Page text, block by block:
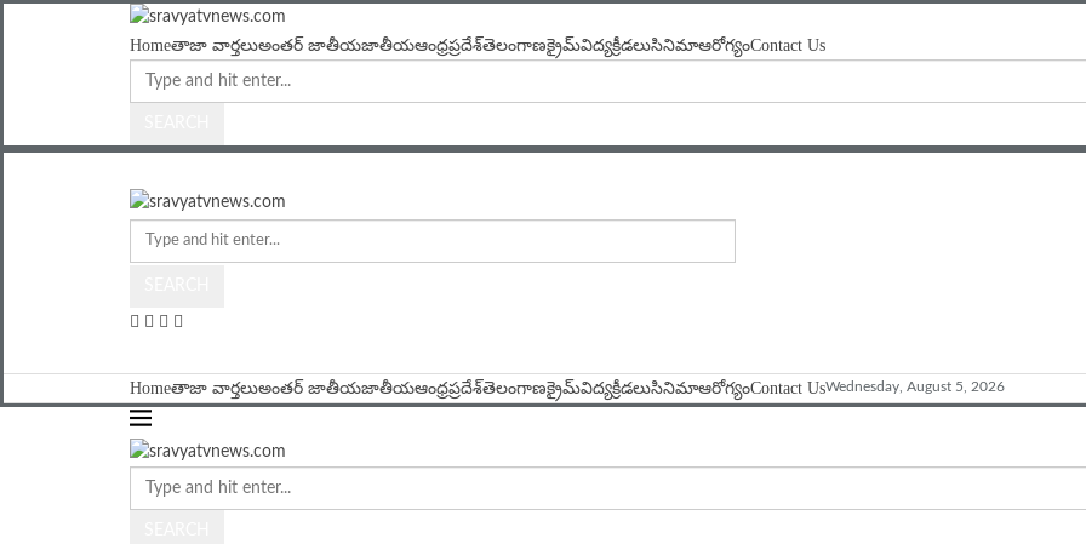
Homeతాజా వార్తలుఅంతర్ జాతీయజాతీయఆంధ్రప్రదేశ్తెలంగాణక్రైమ్విద్యక్రీడలుసినిమాఆరోగ్యంContact Us
Homeతాజా వార్తలుఅంతర్ జాతీయజాతీయఆంధ్రప్రదేశ్తెలంగాణక్రైమ్విద్యక్రీడలుసినిమాఆరోగ్యంContact UsWednesday, August 5, 2026